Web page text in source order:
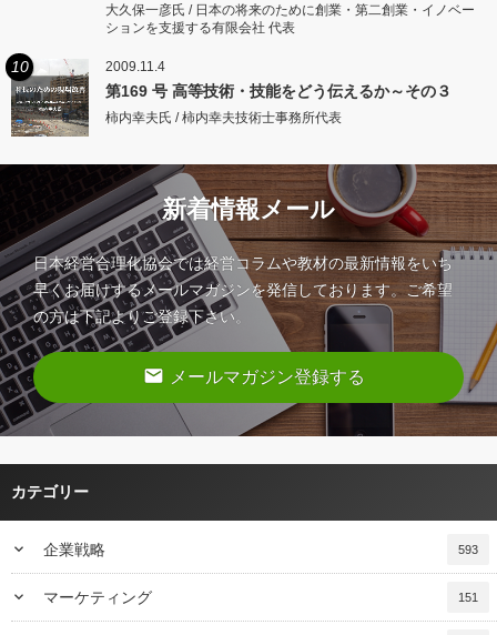
大久保一彦氏 / 日本の将来のために創業・第二創業・イノベー
ションを支援する有限会社 代表
10 2009.11.4
第169 号 高等技術・技能をどう伝えるか～その３
柿内幸夫氏 / 柿内幸夫技術士事務所代表
新着情報メール
日本経営合理化協会では経営コラムや教材の最新情報をいち
早くお届けするメールマガジンを発信しております。ご希望
の方は下記よりご登録下さい。
email メールマガジン登録する
カテゴリー
keyboard_arrow_down 企業戦略 593
keyboard_arrow_down マーケティング 151